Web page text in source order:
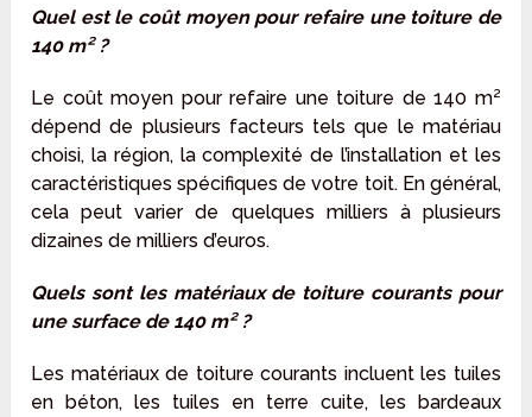
Quel est le coût moyen pour refaire une toiture de
140 m² ?
Le coût moyen pour refaire une toiture de 140 m²
dépend de plusieurs facteurs tels que le matériau
choisi, la région, la complexité de l’installation et les
caractéristiques spécifiques de votre toit. En général,
cela peut varier de quelques milliers à plusieurs
dizaines de milliers d’euros.
Quels sont les matériaux de toiture courants pour
une surface de 140 m² ?
Les matériaux de toiture courants incluent les tuiles
en béton, les tuiles en terre cuite, les bardeaux